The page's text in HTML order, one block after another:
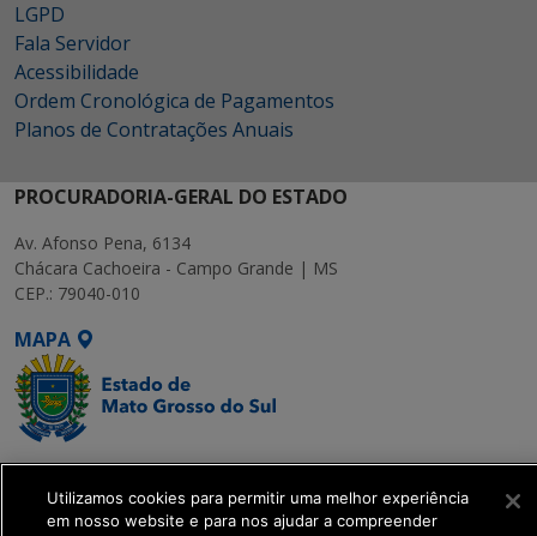
LGPD
Fala Servidor
Acessibilidade
Ordem Cronológica de Pagamentos
Planos de Contratações Anuais
PROCURADORIA-GERAL DO ESTADO
Av. Afonso Pena, 6134
Chácara Cachoeira - Campo Grande | MS
CEP.: 79040-010
MAPA
SETDIG | Secretaria-
Executiva de
Transformação Digital
Utilizamos cookies para permitir uma melhor experiência
em nosso website e para nos ajudar a compreender